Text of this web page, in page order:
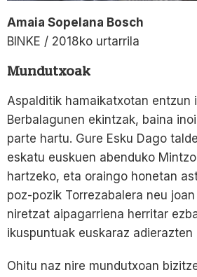
Amaia Sopelana Bosch
BINKE / 2018ko urtarrila
Mundutxoak
Aspalditik hamaikatxotan entzun
Berbalagunen ekintzak, baina
parte hartu. Gure Esku Dago
eskatu euskuen abenduko
hartzeko, eta oraingo honetan
poz-pozik Torrezabalera neu
niretzat aipagarriena herritar
ikuspuntuak euskaraz
Ohitu naz nire mundutxoan